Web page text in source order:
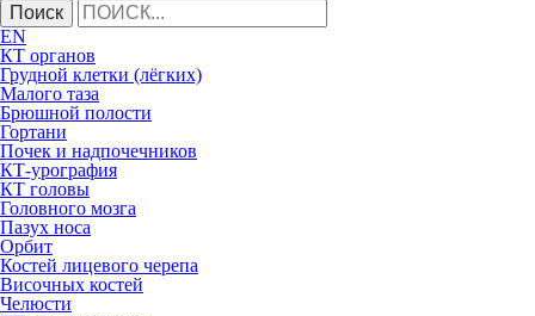
Поиск
EN
КТ органов
Грудной клетки (лёгких)
Малого таза
Брюшной полости
Гортани
Почек и надпочечников
КТ-урография
КТ головы
Головного мозга
Пазух носа
Орбит
Костей лицевого черепа
Височных костей
Челюсти